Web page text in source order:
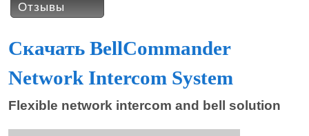
Отзывы
Скачать BellCommander
Network Intercom System
Flexible network intercom and bell solution